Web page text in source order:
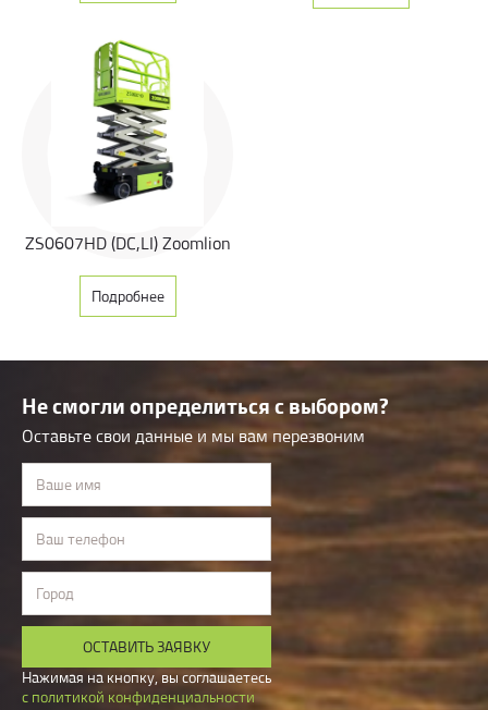
ZS0607HD (DC,LI) Zoomlion
Подробнее
Не смогли определиться с выбором?
Оставьте свои данные и мы вам перезвоним
Ваше имя
Ваш телефон
Город
ОСТАВИТЬ ЗАЯВКУ
Нажимая на кнопку, вы соглашаетесь
с политикой конфиденциальности